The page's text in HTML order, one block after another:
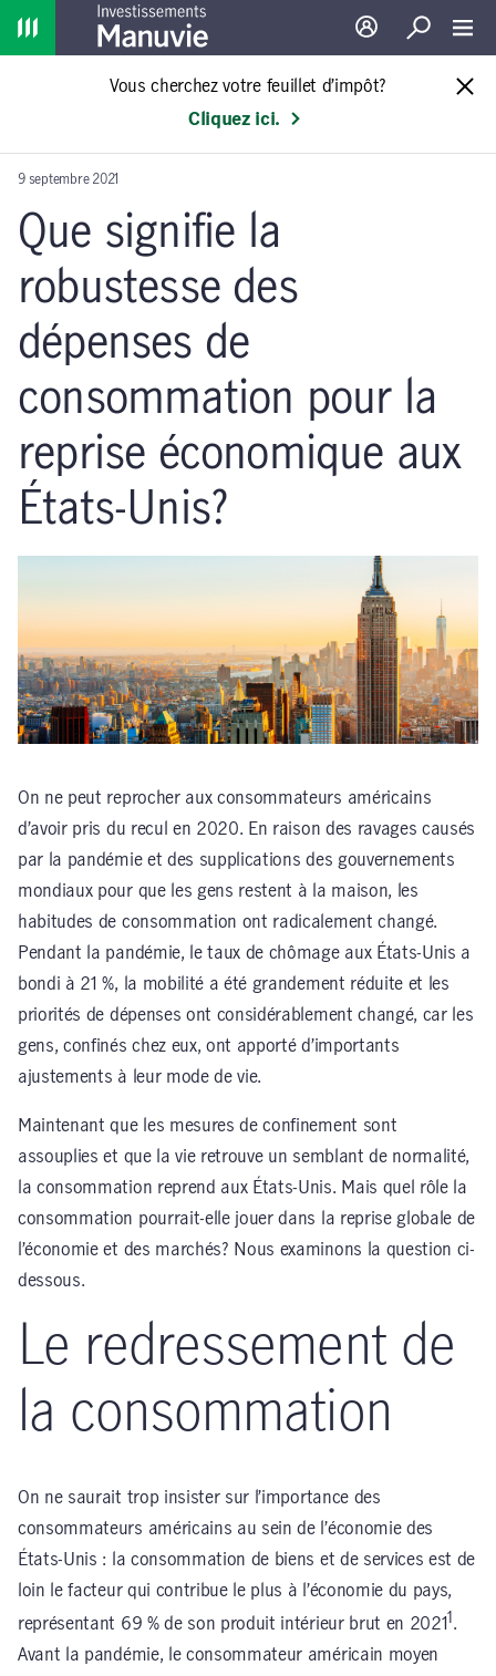
Home
Ouverture de
Recherche
Vous cherchez votre feuillet d’impôt?
Cliquez ici.
9 septembre 2021
Que signifie la
robustesse des
dépenses de
consommation pour la
reprise économique aux
États-Unis?
On ne peut reprocher aux consommateurs américains
d’avoir pris du recul en 2020. En raison des ravages causés
par la pandémie et des supplications des gouvernements
mondiaux pour que les gens restent à la maison, les
habitudes de consommation ont radicalement changé.
Pendant la pandémie, le taux de chômage aux États-Unis a
bondi à 21 %, la mobilité a été grandement réduite et les
priorités de dépenses ont considérablement changé, car les
gens, confinés chez eux, ont apporté d’importants
ajustements à leur mode de vie.
Maintenant que les mesures de confinement sont
assouplies et que la vie retrouve un semblant de normalité,
la consommation reprend aux États-Unis. Mais quel rôle la
consommation pourrait-elle jouer dans la reprise globale de
l’économie et des marchés? Nous examinons la question ci-
dessous.
Le redressement de
la consommation
On ne saurait trop insister sur l’importance des
consommateurs américains au sein de l’économie des
États-Unis : la consommation de biens et de services est de
loin le facteur qui contribue le plus à l’économie du pays,
représentant 69 % de son produit intérieur brut en 20211 .
Avant la pandémie, le consommateur américain moyen